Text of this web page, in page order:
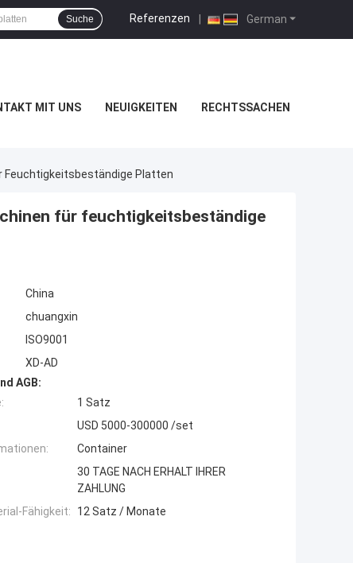
German
Referenzen |
Suche
MIT UNS NEUIGKEITEN RECHTSSACHEN
Feuchtigkeitsbeständige Platten
für feuchtigkeitsbeständige
China
chuangxin
ISO9001
XD-AD
AGB:
1 Satz
USD 5000-300000 /set
Container
30 TAGE NACH ERHALT IHRER
ZAHLUNG
Fähigkeit:
12 Satz / Monate